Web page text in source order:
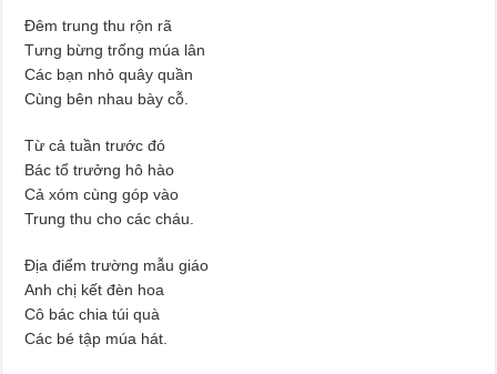
Đêm trung thu rộn rã
Tưng bừng trống múa lân
Các bạn nhỏ quây quần
Cùng bên nhau bày cỗ.
Từ cả tuần trước đó
Bác tổ trưởng hô hào
Cả xóm cùng góp vào
Trung thu cho các cháu.
Địa điểm trường mẫu giáo
Anh chị kết đèn hoa
Cô bác chia túi quà
Các bé tập múa hát.